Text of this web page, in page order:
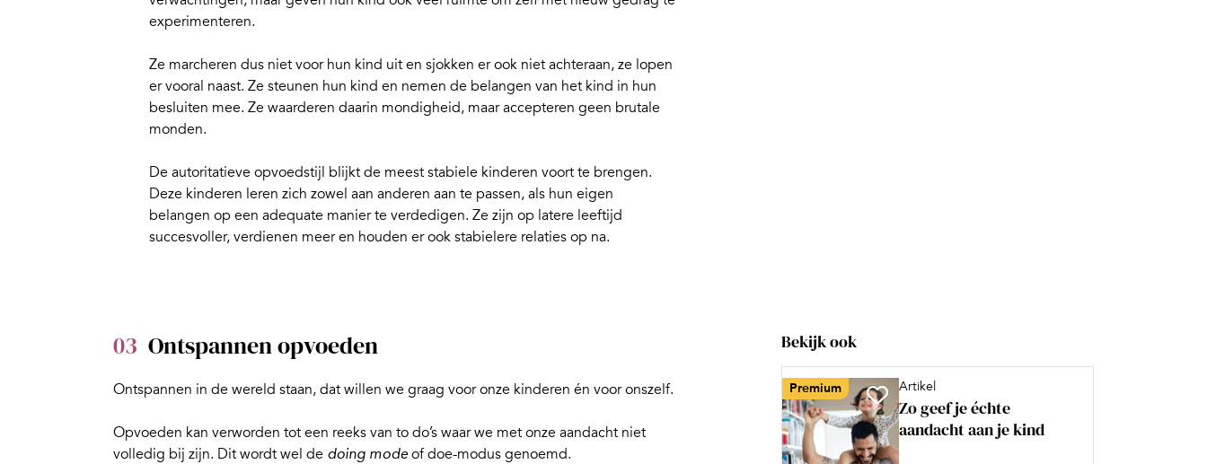
experimenteren.
Ze marcheren dus niet voor hun kind uit en sjokken er ook niet achteraan, ze lopen
er vooral naast. Ze steunen hun kind en nemen de belangen van het kind in hun
besluiten mee. Ze waarderen daarin mondigheid, maar accepteren geen brutale
monden.
De autoritatieve opvoedstijl blijkt de meest stabiele kinderen voort te brengen.
Deze kinderen leren zich zowel aan anderen aan te passen, als hun eigen
belangen op een adequate manier te verdedigen. Ze zijn op latere leeftijd
succesvoller, verdienen meer en houden er ook stabielere relaties op na.
03 Ontspannen opvoeden
Ontspannen in de wereld staan, dat willen we graag voor onze kinderen én voor onszelf.
Opvoeden kan verworden tot een reeks van to do’s waar we met onze aandacht niet
volledig bij zijn. Dit wordt wel de doing modeof doe-modus genoemd.
Bekijk ook
Premium Artikel
Zo geef je échte
aandacht aan je kind